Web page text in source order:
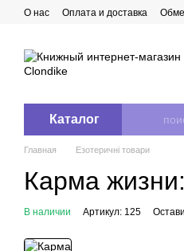
Перейти к основному контенту
О нас Оплата и доставка
Каталог
Главная Езотеричні товари
Карма
В наличии Артикул: 125